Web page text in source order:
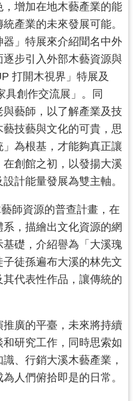
增加在地木藝產業的能
產業的未來發展可能。
」特展來介紹聞名中外
步引入外部木藝資源與
打開木視界」特展及
具創作交流展」。同
藝師，以了解產業及技
技藝與文化的可貴，思
為根基，才能夠真正讓
創館之初，以發揚大溪
計能量發展為雙主軸。
師資源的普查計畫，在
，描繪出文化資源的網
礎，介紹譽為「大溪瑰
徒孫遍布大溪的林先文
代表性作品，讓傳統的
廣的平臺，未來將持續
研究工作，同時思索如
、行銷大溪木藝產業，
人們俯拾即是的日常。